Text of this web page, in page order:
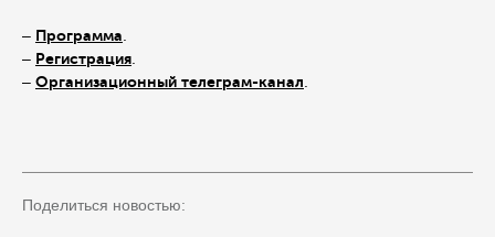
– Программа
– Регистрация
– Организационный телеграм-канал
Поделиться новостью: